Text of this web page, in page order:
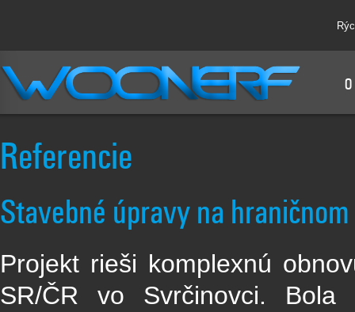
Referencie
Stavebné úpravy na
Projekt rieši komplexnú
SR/ČR vo Svrčinovci. Bola